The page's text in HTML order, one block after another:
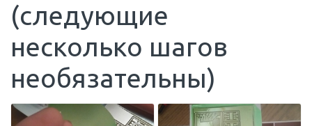
(следующие
несколько шагов
необязательны)